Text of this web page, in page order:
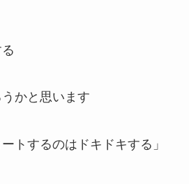
かと思います
トするのはドキドキする」